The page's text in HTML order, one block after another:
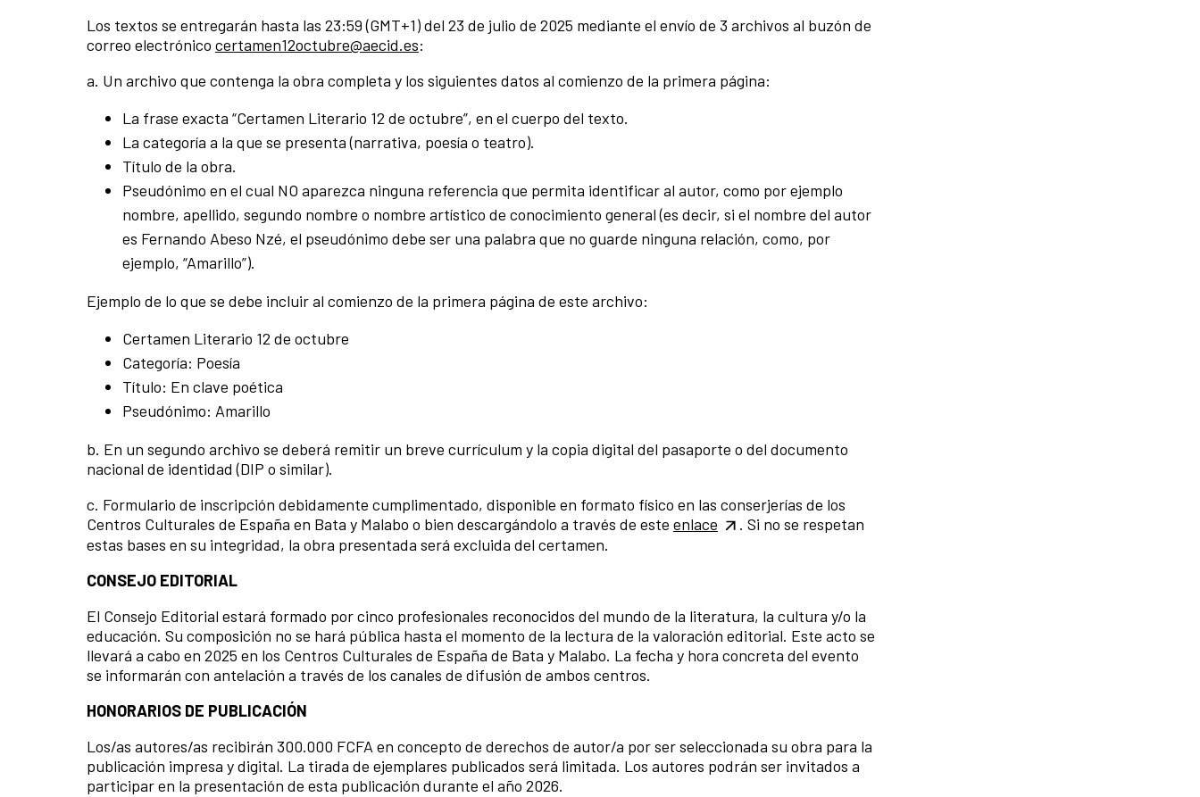
Los textos se entregarán hasta las 23:59 (GMT+1) del 23 de julio de 2025 mediante el envío de 3 archivos al buzón de
correo electrónico certamen12octubre@aecid.es:
a. Un archivo que contenga la obra completa y los siguientes datos al comienzo de la primera página:
La frase exacta “Certamen Literario 12 de octubre”, en el cuerpo del texto.
La categoría a la que se presenta (narrativa, poesía o teatro).
Título de la obra.
Pseudónimo en el cual NO aparezca ninguna referencia que permita identificar al autor, como por ejemplo
nombre, apellido, segundo nombre o nombre artístico de conocimiento general (es decir, si el nombre del autor
es Fernando Abeso Nzé, el pseudónimo debe ser una palabra que no guarde ninguna relación, como, por
ejemplo, “Amarillo”).
Ejemplo de lo que se debe incluir al comienzo de la primera página de este archivo:
Certamen Literario 12 de octubre
Categoría: Poesía
Título: En clave poética
Pseudónimo: Amarillo
b. En un segundo archivo se deberá remitir un breve currículum y la copia digital del pasaporte o del documento
nacional de identidad (DIP o similar).
c. Formulario de inscripción debidamente cumplimentado, disponible en formato físico en las conserjerías de los
Centros Culturales de España en Bata y Malabo o bien descargándolo a través de este enlace
. Si no se respetan
estas bases en su integridad, la obra presentada será excluida del certamen.
CONSEJO EDITORIAL
El Consejo Editorial estará formado por cinco profesionales reconocidos del mundo de la literatura, la cultura y/o la
educación. Su composición no se hará pública hasta el momento de la lectura de la valoración editorial. Este acto se
llevará a cabo en 2025 en los Centros Culturales de España de Bata y Malabo. La fecha y hora concreta del evento
se informarán con antelación a través de los canales de difusión de ambos centros.
HONORARIOS DE PUBLICACIÓN
Los/as autores/as recibirán 300.000 FCFA en concepto de derechos de autor/a por ser seleccionada su obra para la
publicación impresa y digital. La tirada de ejemplares publicados será limitada. Los autores podrán ser invitados a
participar en la presentación de esta publicación durante el año 2026.